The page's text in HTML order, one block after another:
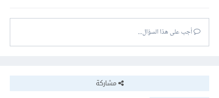
أجب على هذا السؤال...
مشاركة